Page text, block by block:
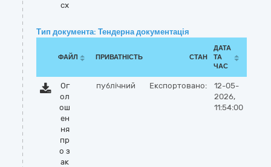
cx
Тип документа: Тендерна документація
ФАЙЛ ПРИВАТНІСТЬ СТАН
ДАТА
ТА
ЧАС
Ог
ол
ош
ен
ня
пр
о з
ак
публічний Експортовано:
12-05-
2026,
11:54:00